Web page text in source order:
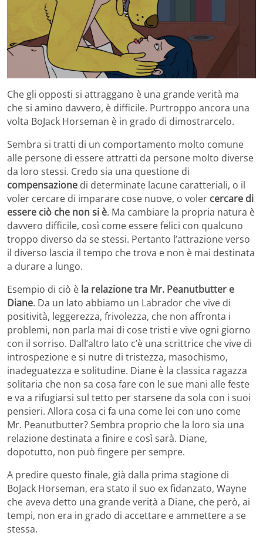
Che gli opposti si attraggano è una grande verità ma
che si amino davvero, è difficile. Purtroppo ancora una
volta BoJack Horseman è in grado di dimostrarcelo.
Sembra si tratti di un comportamento molto comune
alle persone di essere attratti da persone molto diverse
da loro stessi. Credo sia una questione di
compensazione di determinate lacune caratteriali, o il
voler cercare di imparare cose nuove, o voler cercare di
essere ciò che non si è. Ma cambiare la propria natura è
davvero difficile, così come essere felici con qualcuno
troppo diverso da se stessi. Pertanto l’attrazione verso
il diverso lascia il tempo che trova e non è mai destinata
a durare a lungo.
Esempio di ciò è la relazione tra Mr. Peanutbutter e
Diane. Da un lato abbiamo un Labrador che vive di
positività, leggerezza, frivolezza, che non affronta i
problemi, non parla mai di cose tristi e vive ogni giorno
con il sorriso. Dall’altro lato c’è una scrittrice che vive di
introspezione e si nutre di tristezza, masochismo,
inadeguatezza e solitudine. Diane è la classica ragazza
solitaria che non sa cosa fare con le sue mani alle feste
e va a rifugiarsi sul tetto per starsene da sola con i suoi
pensieri. Allora cosa ci fa una come lei con uno come
Mr. Peanutbutter? Sembra proprio che la loro sia una
relazione destinata a finire e così sarà. Diane,
dopotutto, non può fingere per sempre.
A predire questo finale, già dalla prima stagione di
BoJack Horseman, era stato il suo ex fidanzato, Wayne
che aveva detto una grande verità a Diane, che però, ai
tempi, non era in grado di accettare e ammettere a se
stessa.